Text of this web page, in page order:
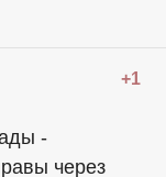
+1
-
через